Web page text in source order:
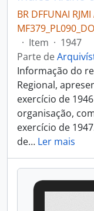
BR DFFUNAI
· Item · 1947
Parte de
Informação do
Regional,
exercício de
organisação,
exercício de
de… Ler mais